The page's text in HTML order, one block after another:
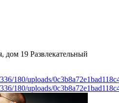
дом 19 Развлекательный
180/uploads/
180/uploads/